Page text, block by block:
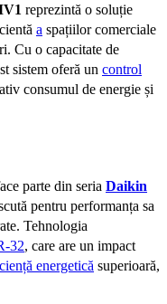
reprezintă o soluție
a spațiilor comerciale
Cu o capacitate de
sistem oferă un control
consumul de energie și
parte din seria Daikin
pentru performanța sa
Tehnologia
32, care are un impact
energetică superioară,